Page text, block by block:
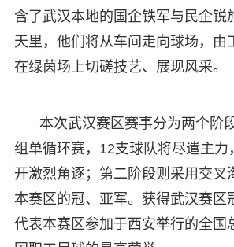
含了武汉本地的国企铁军与民企锐
天里，他们将从车间走向球场，由
在绿茵场上切磋技艺、展现风采。
本次武汉赛区赛事分为两个阶
组单循环赛，12支球队将尽遣主力
开激烈角逐；第二阶段则采用交叉
本赛区的冠、亚军。获得武汉赛区
代表本赛区参加于西安举行的全国